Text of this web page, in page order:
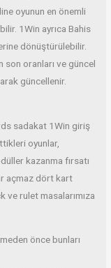
oyunun en önemli
1Win ayrıca Bahis
dönüştürülebilir.
son oranları ve güncel
güncellenir.
sadakat 1Win giriş
oyunlar,
kazanma fırsatı
açmaz dört kart
ve rulet masalarımıza
önce bunları